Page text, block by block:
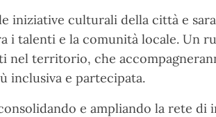
iniziative culturali della città e
i talenti e la comunità locale. Un
nel territorio, che
inclusiva e partecipata.
e ampliando la rete di